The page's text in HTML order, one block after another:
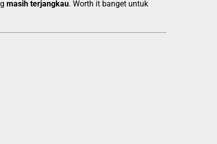
masih terjangkau. Worth it banget untuk